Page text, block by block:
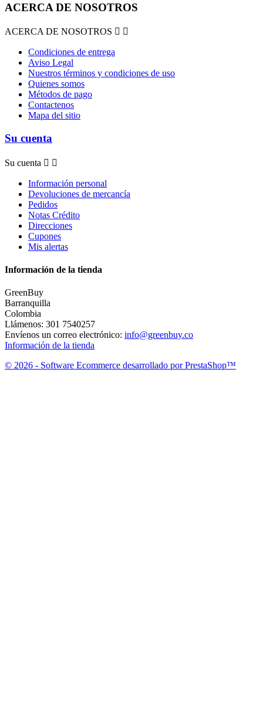
ACERCA DE NOSOTROS
ACERCA DE NOSOTROS  
Condiciones de entrega
Aviso Legal
Nuestros términos y condiciones de uso
Quienes somos
Métodos de pago
Contactenos
Mapa del sitio
Su cuenta
Su cuenta  
Información personal
Devoluciones de mercancía
Pedidos
Notas Crédito
Direcciones
Cupones
Mis alertas
Información de la tienda
GreenBuy
Barranquilla
Colombia
Llámenos: 301 7540257
Envíenos un correo electrónico: info@greenbuy.co
Información de la tienda
© 2026 - Software Ecommerce desarrollado por PrestaShop™